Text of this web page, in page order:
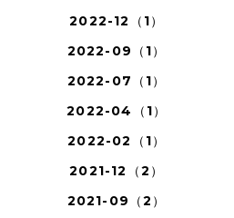
2022-12（1）
2022-09（1）
2022-07（1）
2022-04（1）
2022-02（1）
2021-12（2）
2021-09（2）